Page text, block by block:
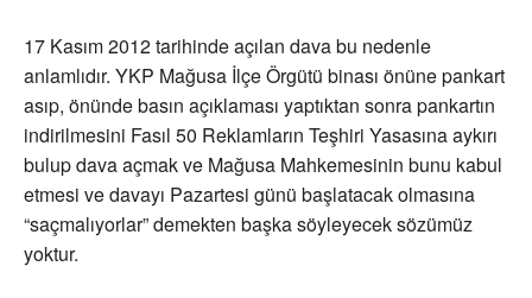
17 Kasım 2012 tarihinde açılan dava bu nedenle
anlamlıdır. YKP Mağusa İlçe Örgütü binası önüne pankart
asıp, önünde basın açıklaması yaptıktan sonra pankartın
indirilmesini Fasıl 50 Reklamların Teşhiri Yasasına aykırı
bulup dava açmak ve Mağusa Mahkemesinin bunu kabul
etmesi ve davayı Pazartesi günü başlatacak olmasına
“saçmalıyorlar” demekten başka söyleyecek sözümüz
yoktur.